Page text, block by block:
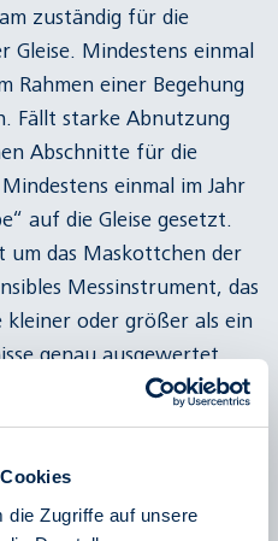
die Zugriffe auf unsere
zuständig für die
Gleise. Mindestens einmal
Rahmen einer Begehung
Fällt starke Abnutzung
Abschnitte für die
einmal im Jahr
auf die Gleise gesetzt.
um das Maskottchen der
Messinstrument, das
kleiner oder größer als ein
genau ausgewertet
Arbeiten veranlasst:
stopfen oder die
die Weichen im Fokus,
Schließlich sorgen